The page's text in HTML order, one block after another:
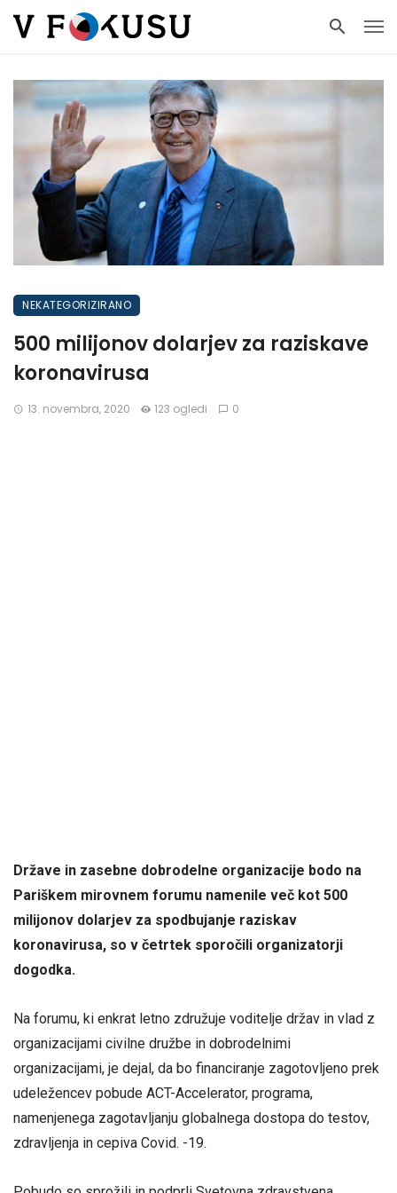
NEKATEGORIZIRANO
500 milijonov dolarjev za raziskave
koronavirusa
13. novembra, 2020 123 ogledi 0
Države in zasebne dobrodelne organizacije bodo na
Pariškem mirovnem forumu namenile več kot 500
milijonov dolarjev za spodbujanje raziskav
koronavirusa, so v četrtek sporočili organizatorji
dogodka.
Na forumu, ki enkrat letno združuje voditelje držav in vlad z
organizacijami civilne družbe in dobrodelnimi
organizacijami, je dejal, da bo financiranje zagotovljeno prek
udeležencev pobude ACT-Accelerator, programa,
namenjenega zagotavljanju globalnega dostopa do testov,
zdravljenja in cepiva Covid. -19.